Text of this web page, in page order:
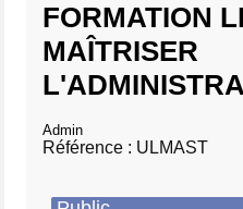
FORMATION
MAÎTRISER
Admin
Référence : ULMAST